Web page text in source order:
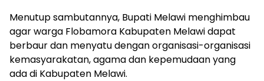
Menutup sambutannya, Bupati Melawi menghimbau
agar warga Flobamora Kabupaten Melawi dapat
berbaur dan menyatu dengan organisasi-organisasi
kemasyarakatan, agama dan kepemudaan yang
ada di Kabupaten Melawi.